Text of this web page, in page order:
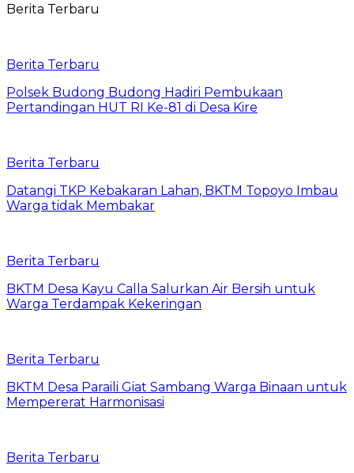
Berita Terbaru
Berita Terbaru
Polsek Budong Budong Hadiri Pembukaan
Pertandingan HUT RI Ke-81 di Desa Kire
Berita Terbaru
Datangi TKP Kebakaran Lahan, BKTM Topoyo Imbau
Warga tidak Membakar
Berita Terbaru
BKTM Desa Kayu Calla Salurkan Air Bersih untuk
Warga Terdampak Kekeringan
Berita Terbaru
BKTM Desa Paraili Giat Sambang Warga Binaan untuk
Mempererat Harmonisasi
Berita Terbaru